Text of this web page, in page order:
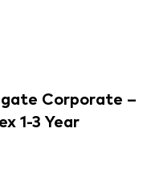
Corporate –
1-3 Year